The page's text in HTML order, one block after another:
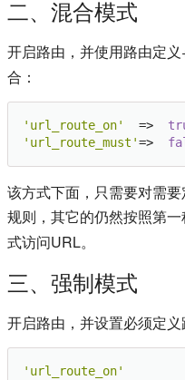
二、混合模式
开启路由，并使用路由定义
合：
'url_route_on'
  =>
'url_route_must'=>
该方式下面，只需要对需
规则，其它的仍然按照第
式访问URL。
三、强制模式
开启路由，并设置必须定义
'url_route_on'